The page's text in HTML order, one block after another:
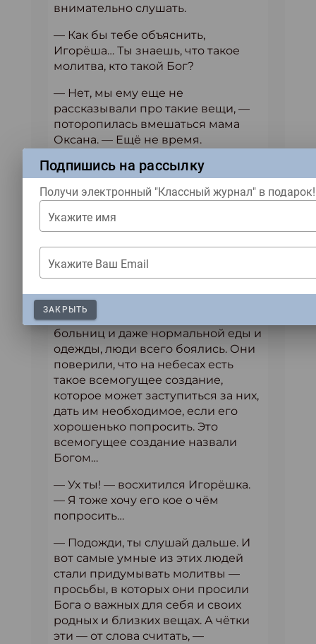
внимательно слушать.
— Как бы тебе объяснить,
Игорёша… Ты знаешь, что такое
молитва, кто такой Бог?
— Нет, мы ему еще не
рассказывали про такие вещи, —
поторопилась вмешаться мама
Оксана. — Ещё не время.
— А расскажите сейчас! —
загорелись глаза у внука.
история, — вздохнул я. — Но все
всем жилось ну очень тяжело — не
телевизоров и компьютеров,
машин и самолетов, школ и
больниц и даже нормальной еды и
одежды, люди всего боялись. Они
поверили, что на небесах есть
такое всемогущее создание,
которое может заступиться за них,
дать им необходимое, если его
хорошенько попросить. Это
всемогущее создание назвали
Богом…
— Ух ты! — восхитился Игорёшка.
— Я тоже хочу его кое о чём
попросить…
— Подожди, ты слушай дальше. И
вот самые умные из этих людей
стали придумывать молитвы —
просьбы, в которых они просили
Бога о важных для себя и своих
родных и близких вещах. А чётки
эти — от слова считать, —
Подпишись на рассылку
Получи электронный "Классный журнал" в подарок!
Укажите имя
Укажите Ваш Email
ЗАКРЫТЬ